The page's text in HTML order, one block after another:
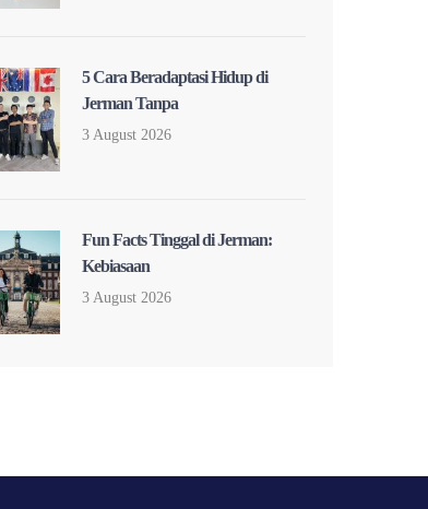
5 Cara Beradaptasi Hidup di
Jerman Tanpa
3 August 2026
Fun Facts Tinggal di Jerman:
Kebiasaan
3 August 2026